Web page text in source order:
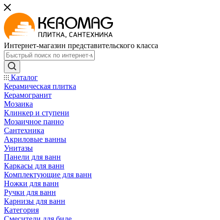
Интернет-магазин представительского класса
Каталог
Керамическая плитка
Керамогранит
Мозаика
Клинкер и ступени
Мозаичное панно
Сантехника
Акриловые ванны
Унитазы
Панели для ванн
Каркасы для ванн
Комплектующие для ванн
Ножки для ванн
Ручки для ванн
Карнизы для ванн
Категория